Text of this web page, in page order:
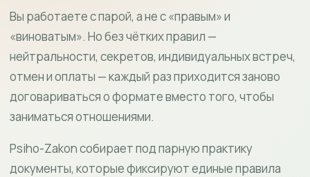
Вы работаете с парой, а не с «правым» и
«виноватым». Но без чётких правил —
нейтральности, секретов, индивидуальных встреч,
отмен и оплаты — каждый раз приходится заново
договариваться о формате вместо того, чтобы
заниматься отношениями.
Psiho-Zakon собирает под парную практику
документы, которые фиксируют единые правила